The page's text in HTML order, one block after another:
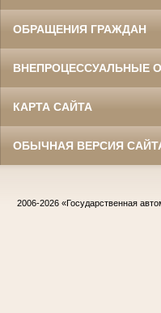
ОБРАЩЕНИЯ ГРАЖДАН
ВНЕПРОЦЕССУАЛЬНЫЕ
КАРТА САЙТА
ОБЫЧНАЯ ВЕРСИЯ
2006-2026 «Государственная